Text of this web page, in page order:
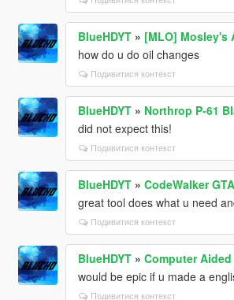
BlueHDYT» [MLO] Mosley's
how do u do oil changes
Подивитися контекст
BlueHDYT» Northrop P-61
did not expect this!
Подивитися контекст
BlueHDYT» CodeWalker
great tool does what u need
Подивитися контекст
BlueHDYT» Computer
would be epic if u made a
Подивитися контекст